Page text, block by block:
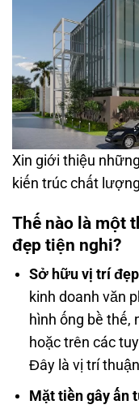
Xin giới thiệu
kiến trúc chất
Thế nào là một
đẹp tiện nghi?
Sở hữu vị trí
kinh doanh văn
hình ống bề thế,
hoặc trên các
Đây là vị trí
Mặt tiền gây ấn